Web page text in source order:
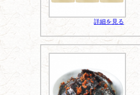
詳細を見る